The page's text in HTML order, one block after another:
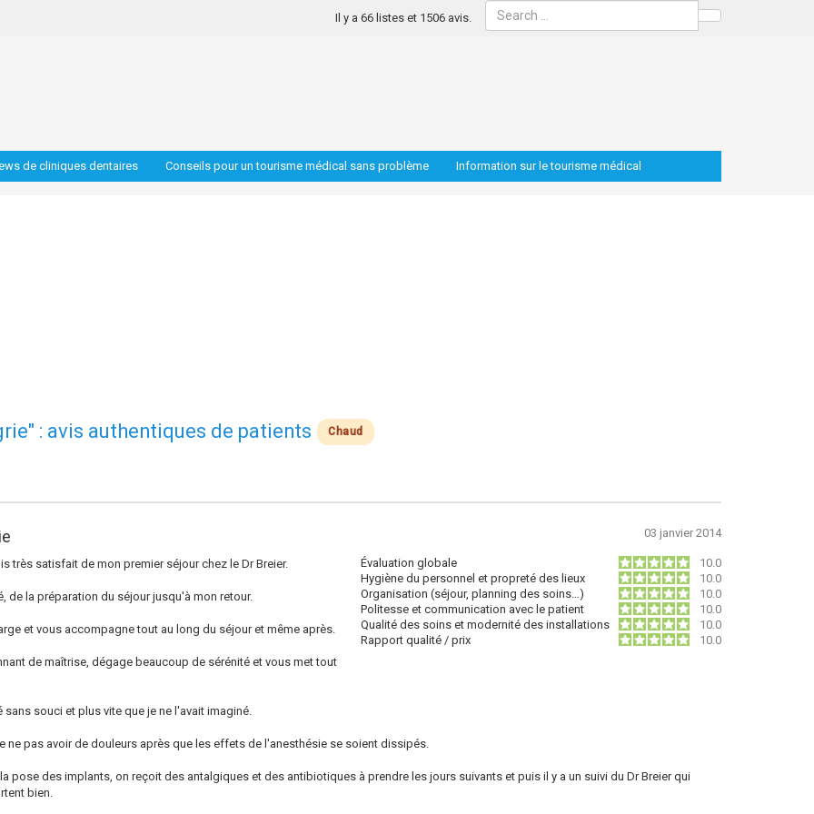
Search
Il y a 66 listes et 1506 avis.
de cliniques dentaires Conseils pour un tourisme médical sans problème Information sur le tourisme médical
: avis authentiques de patients Chaud
03 janvier 2014
Évaluation globale
10.0
Hygiène du personnel et propreté des lieux
10.0
Organisation (séjour, planning des soins…)
10.0
Politesse et communication avec le patient
10.0
Qualité des soins et modernité des installations
10.0
Rapport qualité / prix
10.0
très satisfait de mon premier séjour chez le Dr Breier.
de la préparation du séjour jusqu'à mon retour.
et vous accompagne tout au long du séjour et même après.
de maîtrise, dégage beaucoup de sérénité et vous met tout
souci et plus vite que je ne l'avait imaginé.
ne pas avoir de douleurs après que les effets de l'anesthésie se soient dissipés.
pose des implants, on reçoit des antalgiques et des antibiotiques à prendre les jours suivants et puis il y a un suivi du Dr Breier qui
bien.